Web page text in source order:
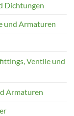
Dichtungen
und Armaturen
Ventile und
Armaturen